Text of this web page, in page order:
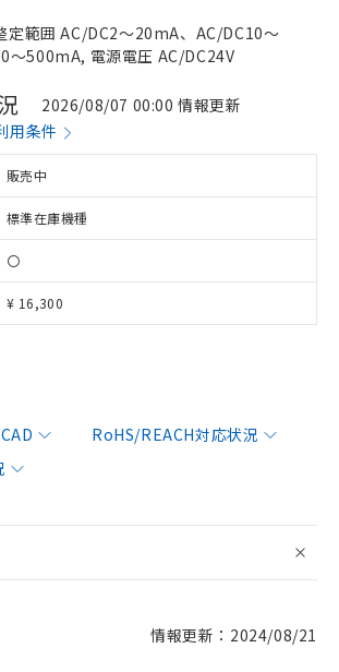
定範囲 AC/DC2～20mA、AC/DC10～
～500mA, 電源電圧 AC/DC24V
2026/08/07 00:00 情報更新
用条件
販売中
標準在庫機種
〇
¥ 16,300
CAD
RoHS/REACH対応状況
情報更新：2024/08/21